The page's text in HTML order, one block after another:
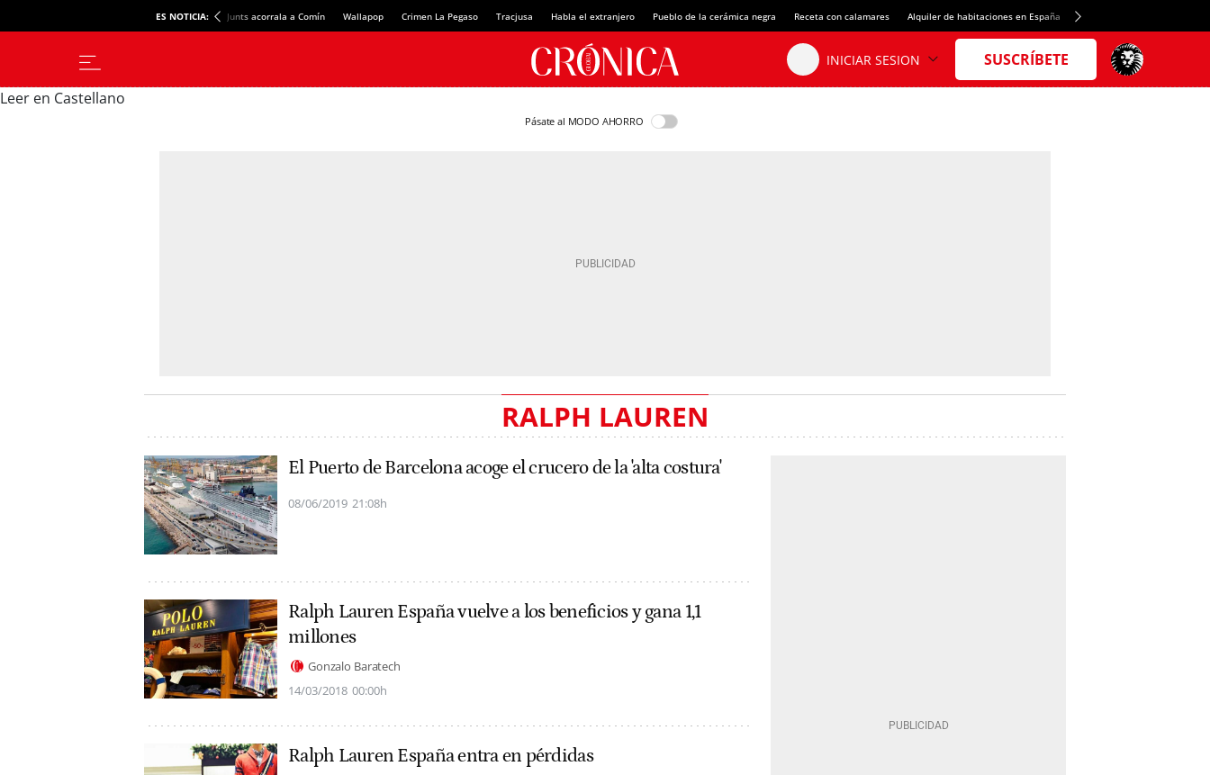
ES NOTICIA: Junts acorrala a Comín Wallapop Crimen La Pegaso Tracjusa Habla el extranjero Pueblo de la cerámica negra Receta con calamares Alquiler de habitaciones en España Crédito del Spotify Camp Nou
Leer en Castellano
Pásate al MODO AHORRO
RALPH LAUREN
El Puerto de Barcelona acoge el crucero de la 'alta costura'
08/06/2019 21:08h
Ralph Lauren España vuelve a los beneficios y gana 1,1
millones
Gonzalo Baratech
14/03/2018 00:00h
Ralph Lauren España entra en pérdidas